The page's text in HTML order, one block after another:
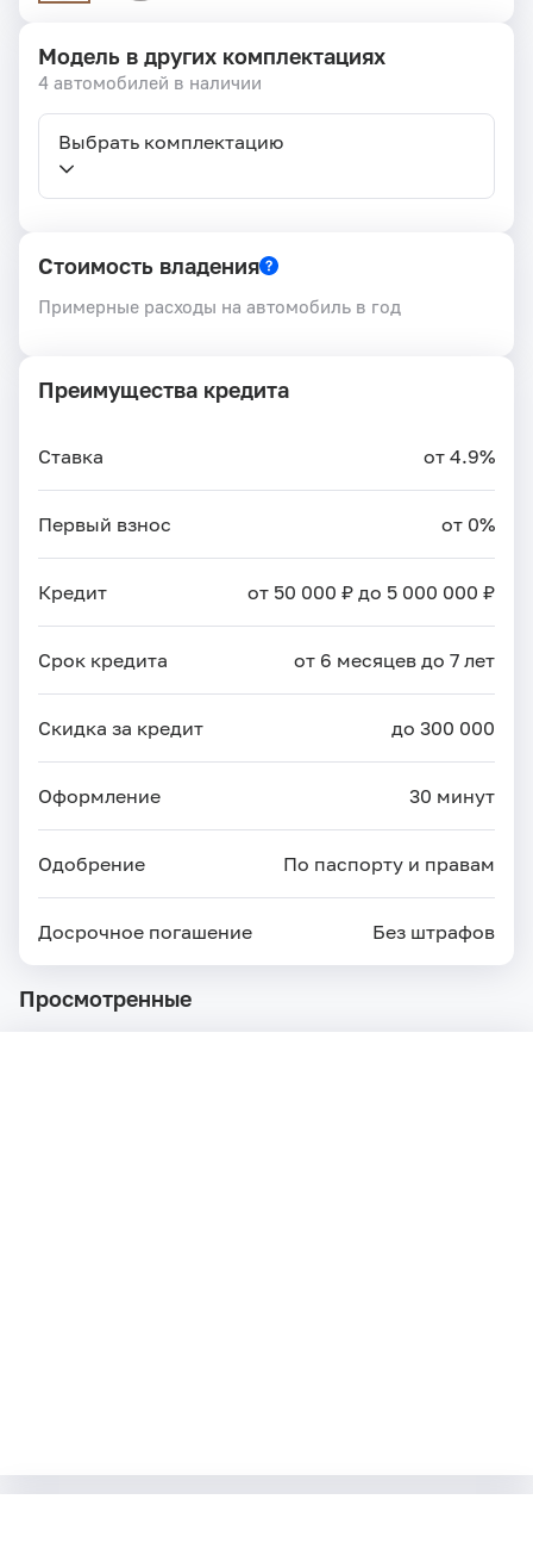
Модель в других комплектациях
4 автомобилей в наличии
Выбрать комплектацию
Стоимость владения
Примерные расходы на автомобиль в год
Преимущества кредита
Ставка от 4.9%
Первый взнос от 0%
Кредит от 50 000 ₽ до 5 000 000 ₽
Срок кредита от 6 месяцев до 7 лет
Скидка за кредит до 300 000
Оформление 30 минут
Одобрение По паспорту и правам
Досрочное погашение Без штрафов
Просмотренные